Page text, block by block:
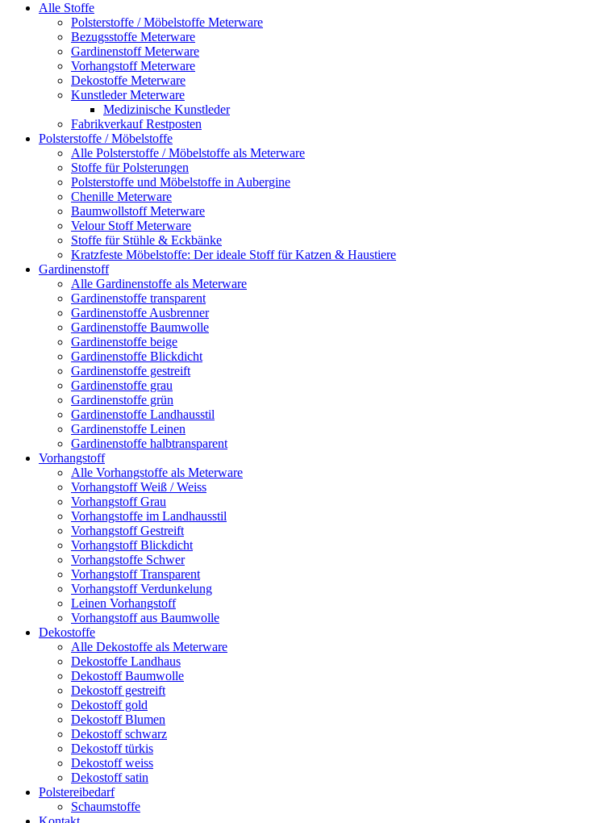
Alle Stoffe
Polsterstoffe / Möbelstoffe Meterware
Bezugsstoffe Meterware
Gardinenstoff Meterware
Vorhangstoff Meterware
Dekostoffe Meterware
Kunstleder Meterware
Medizinische Kunstleder
Fabrikverkauf Restposten
Polsterstoffe / Möbelstoffe
Alle Polsterstoffe / Möbelstoffe als Meterware
Stoffe für Polsterungen
Polsterstoffe und Möbelstoffe in Aubergine
Chenille Meterware
Baumwollstoff Meterware
Velour Stoff Meterware
Stoffe für Stühle & Eckbänke
Kratzfeste Möbelstoffe: Der ideale Stoff für Katzen & Haustiere
Gardinenstoff
Alle Gardinenstoffe als Meterware
Gardinenstoffe transparent
Gardinenstoffe Ausbrenner
Gardinenstoffe Baumwolle
Gardinenstoffe beige
Gardinenstoffe Blickdicht
Gardinenstoffe gestreift
Gardinenstoffe grau
Gardinenstoffe grün
Gardinenstoffe Landhausstil
Gardinenstoffe Leinen
Gardinenstoffe halbtransparent
Vorhangstoff
Alle Vorhangstoffe als Meterware
Vorhangstoff Weiß / Weiss
Vorhangstoff Grau
Vorhangstoffe im Landhausstil
Vorhangstoff Gestreift
Vorhangstoff Blickdicht
Vorhangstoffe Schwer
Vorhangstoff Transparent
Vorhangstoff Verdunkelung
Leinen Vorhangstoff
Vorhangstoff aus Baumwolle
Dekostoffe
Alle Dekostoffe als Meterware
Dekostoffe Landhaus
Dekostoff Baumwolle
Dekostoff gestreift
Dekostoff gold
Dekostoff Blumen
Dekostoff schwarz
Dekostoff türkis
Dekostoff weiss
Dekostoff satin
Polstereibedarf
Schaumstoffe